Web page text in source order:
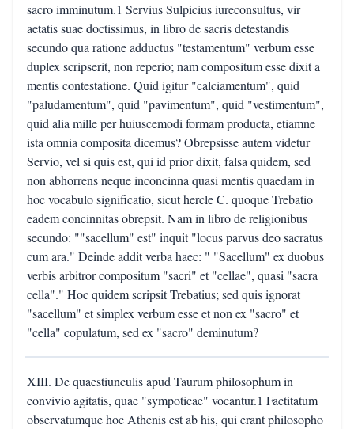
sacro imminutum.1 Servius Sulpicius iureconsultus, vir
aetatis suae doctissimus, in libro de sacris detestandis
secundo qua ratione adductus "testamentum" verbum esse
duplex scripserit, non reperio; nam compositum esse dixit a
mentis contestatione. Quid igitur "calciamentum", quid
"paludamentum", quid "pavimentum", quid "vestimentum",
quid alia mille per huiuscemodi formam producta, etiamne
ista omnia composita dicemus? Obrepsisse autem videtur
Servio, vel si quis est, qui id prior dixit, falsa quidem, sed
non abhorrens neque inconcinna quasi mentis quaedam in
hoc vocabulo significatio, sicut hercle C. quoque Trebatio
eadem concinnitas obrepsit. Nam in libro de religionibus
secundo: ""sacellum" est" inquit "locus parvus deo sacratus
cum ara." Deinde addit verba haec: " "Sacellum" ex duobus
verbis arbitror compositum "sacri" et "cellae", quasi "sacra
cella"." Hoc quidem scripsit Trebatius; sed quis ignorat
"sacellum" et simplex verbum esse et non ex "sacro" et
"cella" copulatum, sed ex "sacro" deminutum?
XIII. De quaestiunculis apud Taurum philosophum in
convivio agitatis, quae "sympoticae" vocantur.1 Factitatum
observatumque hoc Athenis est ab his, qui erant philosopho